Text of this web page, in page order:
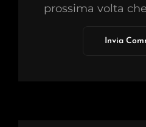
prossima volta